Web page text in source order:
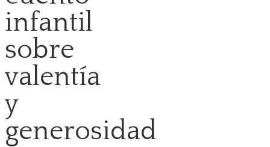
infantil
sobre
valentía
y
generosidad